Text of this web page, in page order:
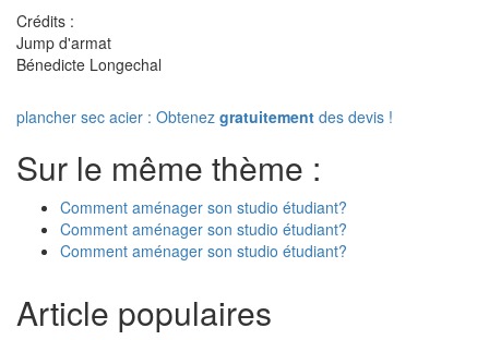
Crédits :
Jump d'armat
Bénedicte Longechal
plancher sec acier : Obtenez gratuitement des devis !
Sur le même thème :
Comment aménager son studio étudiant?
Comment aménager son studio étudiant?
Comment aménager son studio étudiant?
Article populaires